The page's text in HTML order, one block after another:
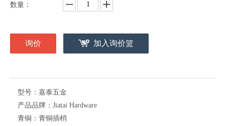
数量：
询价 加入询价篮
型号： 嘉泰五金
产品品牌： Jiatai Hardware
青铜： 青铜插梢